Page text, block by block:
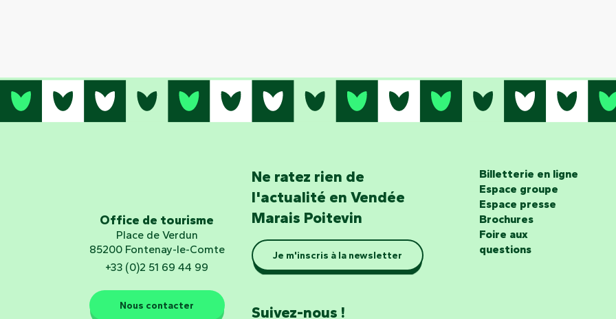
Office de tourisme
Place de Verdun
85200 Fontenay-le-Comte
+33 (0)2 51 69 44 99
Nous contacter
Ne ratez rien de
l'actualité en Vendée
Marais Poitevin
Je m'inscris à la newsletter
Suivez-nous !
Billetterie en ligne
Espace groupe
Espace presse
Brochures
Foire aux
questions